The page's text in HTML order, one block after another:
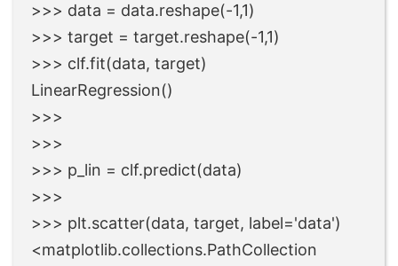
>>> data = data.reshape(-1,1)
>>> target = target.reshape(-1,1)
>>> clf.fit(data, target)
LinearRegression()
>>>
>>>
>>> p_lin = clf.predict(data)
>>>
>>> plt.scatter(data, target, label='data')
<matplotlib.collections.PathCollection